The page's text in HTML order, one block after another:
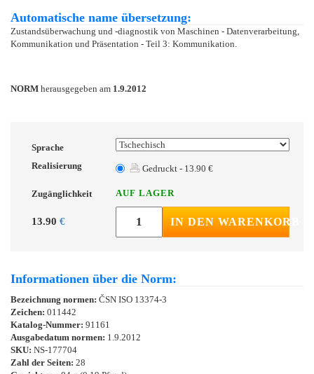
Automatische name übersetzung:
Zustandsüberwachung und -diagnostik von Maschinen - Datenverarbeitung,
Kommunikation und Präsentation - Teil 3: Kommunikation.
NORM herausgegeben am 1.9.2012
Sprache
Realisierung
Gedruckt - 13.90 €
Zugänglichkeit AUF LAGER
13.90 € IN DEN WARENKORB
Informationen über die Norm:
Bezeichnung normen: ČSN ISO 13374-3
Zeichen: 011442
Katalog-Nummer: 91161
Ausgabedatum normen: 1.9.2012
SKU: NS-177704
Zahl der Seiten: 28